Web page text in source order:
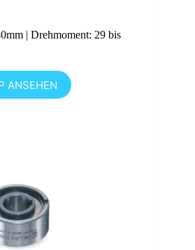
| Drehmoment: 29 bis
ANSEHEN